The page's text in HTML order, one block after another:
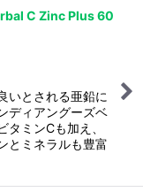
C Zinc Plus 60
いとされる亜鉛に
ディアングーズベ
タミンCも加え、
とミネラルも豊富